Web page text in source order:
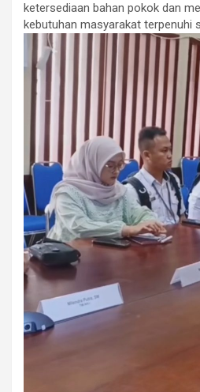
ketersediaan bahan pokok dan
kebutuhan masyarakat terpenuhi